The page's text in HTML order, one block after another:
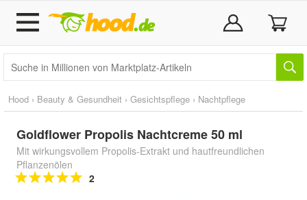
Hood › Beauty & Gesundheit › Gesichtspflege › Nachtpflege
Goldflower Propolis Nachtcreme 50 ml
Mit wirkungsvollem Propolis-Extrakt und hautfreundlichen
Pflanzenölen
2